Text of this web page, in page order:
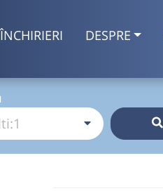
ÎNCHIRIERI DESPRE